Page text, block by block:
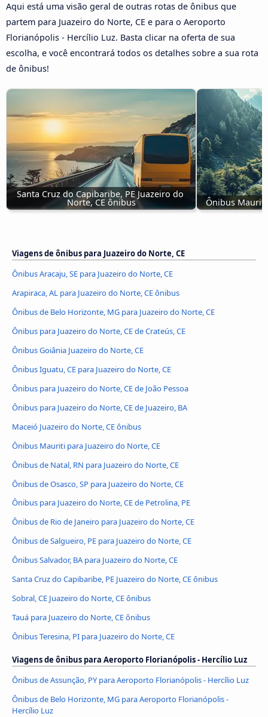
Aqui está uma visão geral de outras rotas de ônibus que
partem para Juazeiro do Norte, CE e para o Aeroporto
Florianópolis - Hercílio Luz. Basta clicar na oferta de sua
escolha, e você encontrará todos os detalhes sobre a sua rota
de ônibus!
Santa Cruz do Capibaribe, PE Juazeiro do
Norte, CE ônibus Ônibus Mauriti
Viagens de ônibus para Juazeiro do Norte, CE
Ônibus Aracaju, SE para Juazeiro do Norte, CE
Arapiraca, AL para Juazeiro do Norte, CE ônibus
Ônibus de Belo Horizonte, MG para Juazeiro do Norte, CE
Ônibus para Juazeiro do Norte, CE de Crateús, CE
Ônibus Goiânia Juazeiro do Norte, CE
Ônibus Iguatu, CE para Juazeiro do Norte, CE
Ônibus para Juazeiro do Norte, CE de João Pessoa
Ônibus para Juazeiro do Norte, CE de Juazeiro, BA
Maceió Juazeiro do Norte, CE ônibus
Ônibus Mauriti para Juazeiro do Norte, CE
Ônibus de Natal, RN para Juazeiro do Norte, CE
Ônibus de Osasco, SP para Juazeiro do Norte, CE
Ônibus para Juazeiro do Norte, CE de Petrolina, PE
Ônibus de Rio de Janeiro para Juazeiro do Norte, CE
Ônibus de Salgueiro, PE para Juazeiro do Norte, CE
Ônibus Salvador, BA para Juazeiro do Norte, CE
Santa Cruz do Capibaribe, PE Juazeiro do Norte, CE ônibus
Sobral, CE Juazeiro do Norte, CE ônibus
Tauá para Juazeiro do Norte, CE ônibus
Ônibus Teresina, PI para Juazeiro do Norte, CE
Viagens de ônibus para Aeroporto Florianópolis - Hercílio Luz
Ônibus de Assunção, PY para Aeroporto Florianópolis - Hercílio Luz
Ônibus de Belo Horizonte, MG para Aeroporto Florianópolis -
Hercílio Luz